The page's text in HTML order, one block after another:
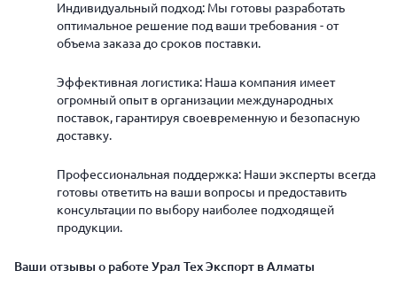
Индивидуальный подход: Мы готовы разработать
оптимальное решение под ваши требования - от
объема заказа до сроков поставки.
Эффективная логистика: Наша компания имеет
огромный опыт в организации международных
поставок, гарантируя своевременную и безопасную
доставку.
Профессиональная поддержка: Наши эксперты всегда
готовы ответить на ваши вопросы и предоставить
консультации по выбору наиболее подходящей
продукции.
Ваши отзывы о работе Урал Тех Экспорт в Алматы